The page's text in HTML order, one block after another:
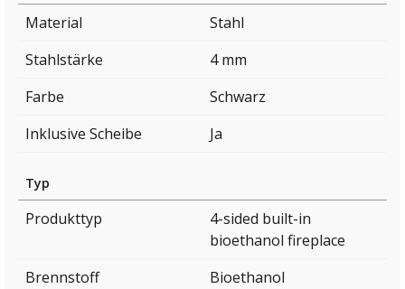
Material
Stahl
Stahlstärke
4 mm
Farbe
Schwarz
Inklusive Scheibe
Ja
Typ
Produkttyp
4-sided built-in
bioethanol fireplace
Brennstoff
Bioethanol